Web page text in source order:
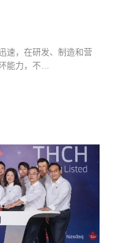
速，在研发、制造和营
能力，不…